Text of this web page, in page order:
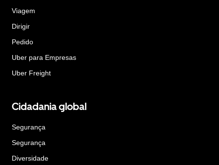
Viagem
Dirigir
Pedido
Uber para Empresas
Uber Freight
Cidadania global
Segurança
Segurança
Diversidade